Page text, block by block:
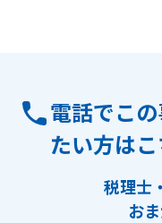
電話でこ
たい方は
税理士
お